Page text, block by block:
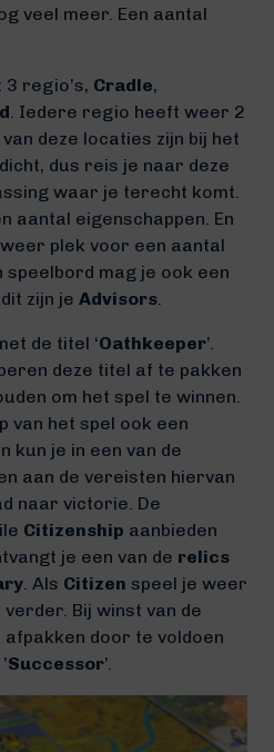
veel meer. Een aantal
regio’s, Cradle,
. Iedere regio heeft weer 2
deze locaties zijn bij het
dus reis je naar deze
waar je terecht komt.
aantal eigenschappen. En
plek voor een aantal
mag je ook een
zijn je Advisors.
de titel ‘Oathkeeper’.
deze titel af te pakken
om het spel te winnen.
van het spel ook een
kun je in een van de
aan de vereisten hiervan
naar victorie. De
Citizenship aanbieden
je een van de relics
. Als Citizen speel je weer
Bij winst van de
afpakken door te voldoen
Successor’.